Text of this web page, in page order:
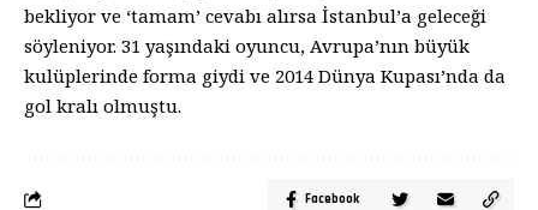
bekliyor ve ‘tamam’ cevabı alırsa İstanbul’a geleceği
söyleniyor. 31 yaşındaki oyuncu, Avrupa’nın büyük
kulüplerinde forma giydi ve 2014 Dünya Kupası’nda da
gol kralı olmuştu.
Facebook